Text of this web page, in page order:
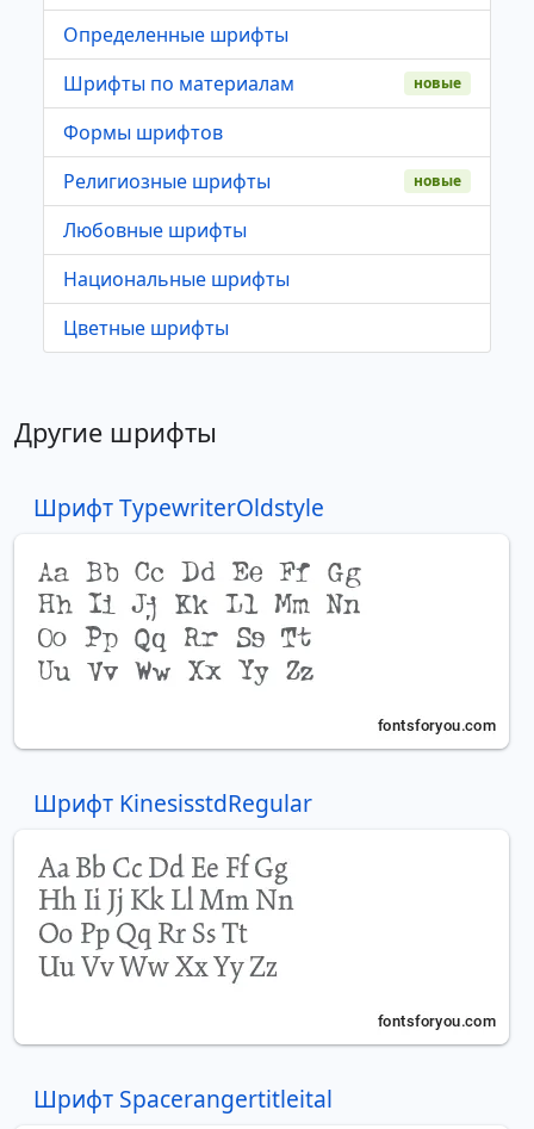
Определенные шрифты
Шрифты по материалам
новые
Формы шрифтов
Религиозные шрифты
новые
Любовные шрифты
Национальные шрифты
Цветные шрифты
Другие шрифты
Шрифт TypewriterOldstyle
Шрифт KinesisstdRegular
Шрифт Spacerangertitleital